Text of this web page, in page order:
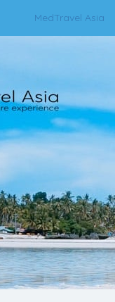
MedTravel Asia